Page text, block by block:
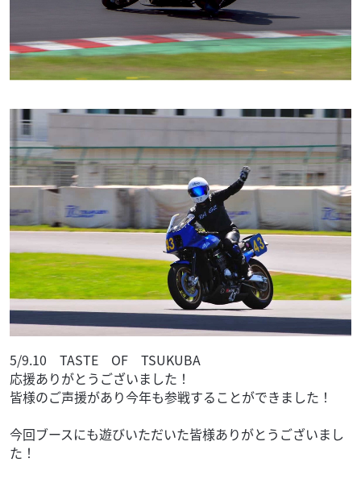
5/9.10 TASTE OF TSUKUBA
応援ありがとうございました！
皆様のご声援があり今年も参戦することができました！
今回ブースにも遊びいただいた皆様ありがとうございまし
た！